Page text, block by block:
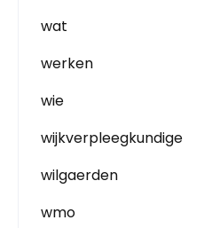
wat
werken
wie
wijkverpleegkundige
wilgaerden
wmo